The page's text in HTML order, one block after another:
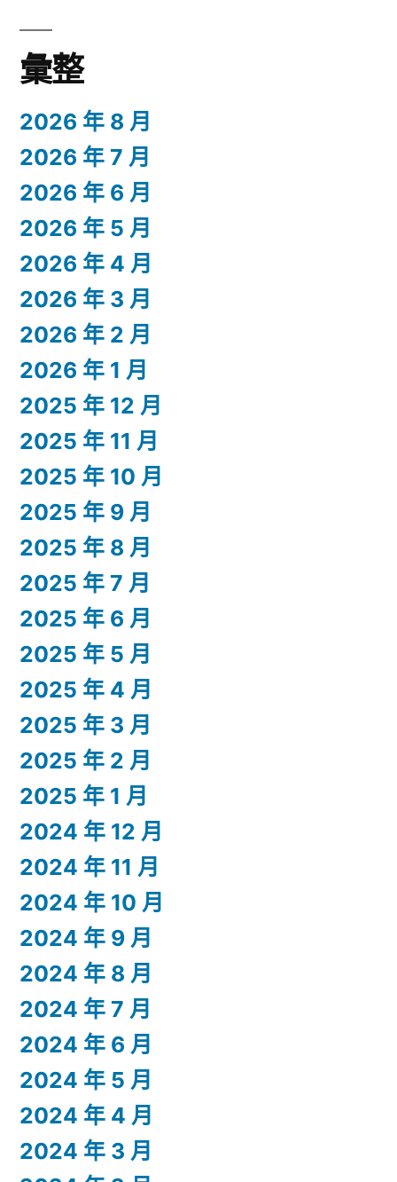
彙整
2026 年 8 月
2026 年 7 月
2026 年 6 月
2026 年 5 月
2026 年 4 月
2026 年 3 月
2026 年 2 月
2026 年 1 月
2025 年 12 月
2025 年 11 月
2025 年 10 月
2025 年 9 月
2025 年 8 月
2025 年 7 月
2025 年 6 月
2025 年 5 月
2025 年 4 月
2025 年 3 月
2025 年 2 月
2025 年 1 月
2024 年 12 月
2024 年 11 月
2024 年 10 月
2024 年 9 月
2024 年 8 月
2024 年 7 月
2024 年 6 月
2024 年 5 月
2024 年 4 月
2024 年 3 月